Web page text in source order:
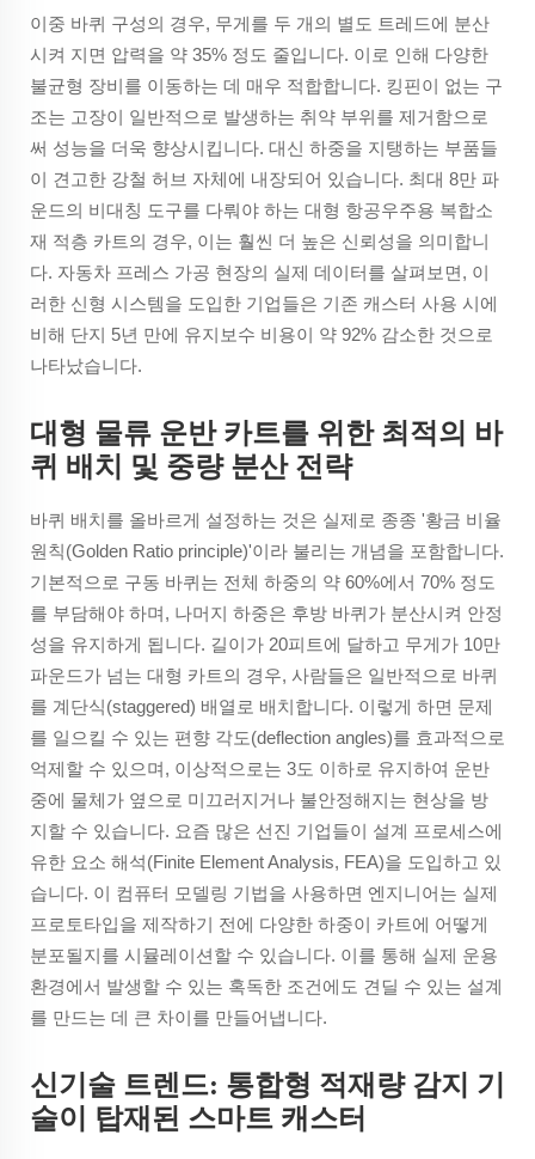
이중 바퀴 구성의 경우, 무게를 두 개의 별도 트레드에 분산
시켜 지면 압력을 약 35% 정도 줄입니다. 이로 인해 다양한
불균형 장비를 이동하는 데 매우 적합합니다. 킹핀이 없는 구
조는 고장이 일반적으로 발생하는 취약 부위를 제거함으로
써 성능을 더욱 향상시킵니다. 대신 하중을 지탱하는 부품들
이 견고한 강철 허브 자체에 내장되어 있습니다. 최대 8만 파
운드의 비대칭 도구를 다뤄야 하는 대형 항공우주용 복합소
재 적층 카트의 경우, 이는 훨씬 더 높은 신뢰성을 의미합니
다. 자동차 프레스 가공 현장의 실제 데이터를 살펴보면, 이
러한 신형 시스템을 도입한 기업들은 기존 캐스터 사용 시에
비해 단지 5년 만에 유지보수 비용이 약 92% 감소한 것으로
나타났습니다.
대형 물류 운반 카트를 위한 최적의 바
퀴 배치 및 중량 분산 전략
바퀴 배치를 올바르게 설정하는 것은 실제로 종종 '황금 비율
원칙(Golden Ratio principle)'이라 불리는 개념을 포함합니다.
기본적으로 구동 바퀴는 전체 하중의 약 60%에서 70% 정도
를 부담해야 하며, 나머지 하중은 후방 바퀴가 분산시켜 안정
성을 유지하게 됩니다. 길이가 20피트에 달하고 무게가 10만
파운드가 넘는 대형 카트의 경우, 사람들은 일반적으로 바퀴
를 계단식(staggered) 배열로 배치합니다. 이렇게 하면 문제
를 일으킬 수 있는 편향 각도(deflection angles)를 효과적으로
억제할 수 있으며, 이상적으로는 3도 이하로 유지하여 운반
중에 물체가 옆으로 미끄러지거나 불안정해지는 현상을 방
지할 수 있습니다. 요즘 많은 선진 기업들이 설계 프로세스에
유한 요소 해석(Finite Element Analysis, FEA)을 도입하고 있
습니다. 이 컴퓨터 모델링 기법을 사용하면 엔지니어는 실제
프로토타입을 제작하기 전에 다양한 하중이 카트에 어떻게
분포될지를 시뮬레이션할 수 있습니다. 이를 통해 실제 운용
환경에서 발생할 수 있는 혹독한 조건에도 견딜 수 있는 설계
를 만드는 데 큰 차이를 만들어냅니다.
신기술 트렌드: 통합형 적재량 감지 기
술이 탑재된 스마트 캐스터